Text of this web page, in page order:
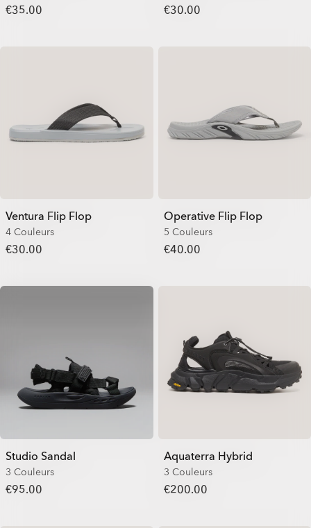
€35.00 €30.00
Ventura Flip Flop
4 Couleurs
€30.00
Operative Flip Flop
5 Couleurs
€40.00
Studio Sandal
3 Couleurs
€95.00
Aquaterra Hybrid
3 Couleurs
€200.00